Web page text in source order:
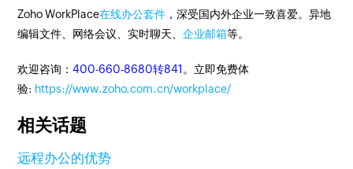
Zoho WorkPlace在线办公套件 ，深受国内外企业一致喜爱。异地
编辑文件、网络会议、实时聊天、企业邮箱等。
欢迎咨询：400-660-8680转841 。立即免费体
验: https://www.zoho.com.cn/workplace/
相关话题
远程办公的优势